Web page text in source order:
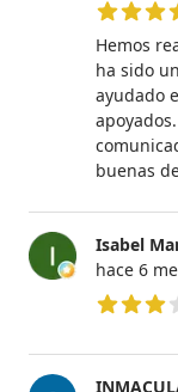
5 de 5
Hemos
ha sido
ayudado
buenas
Isabel
hace 6